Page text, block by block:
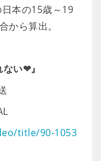
本の15歳～19
から算出。
い❤』
title/90-1053